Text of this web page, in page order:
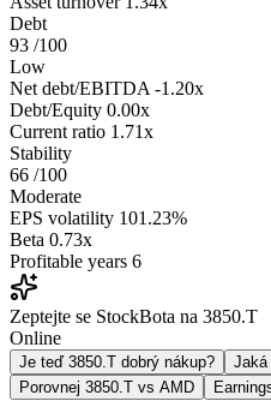
Debt
93 /100
Low
Net debt/EBITDA -1.20x
Debt/Equity 0.00x
Current ratio 1.71x
Stability
66 /100
Moderate
EPS volatility 101.23%
Beta 0.73x
Profitable years 6
Zeptejte se StockBota na 3850.T
Online
Je teď 3850.T dobrý nákup?
Jaká
Porovnej 3850.T vs AMD